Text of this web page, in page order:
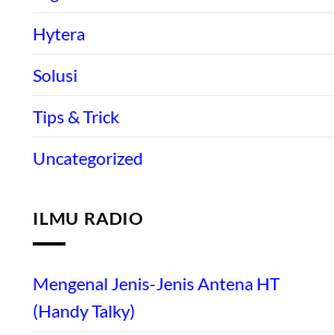
Hytera
Solusi
Tips & Trick
Uncategorized
ILMU RADIO
Mengenal Jenis-Jenis Antena HT
(Handy Talky)